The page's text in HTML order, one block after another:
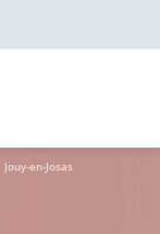
Jouy-en-Josas